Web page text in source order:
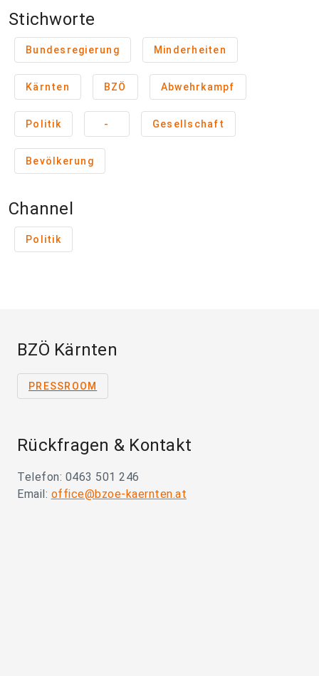
Stichworte
Bundesregierung Minderheiten
Kärnten BZÖ Abwehrkampf
Politik - Gesellschaft
Bevölkerung
Channel
Politik
BZÖ Kärnten
PRESSROOM
Rückfragen & Kontakt
Telefon: 0463 501 246
Email: office@bzoe-kaernten.at